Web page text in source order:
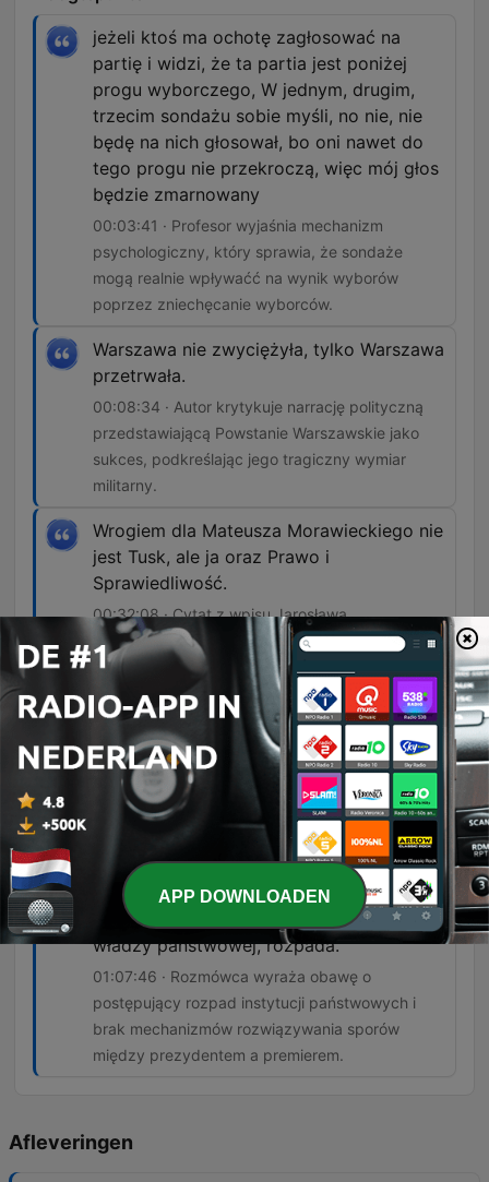
jeżeli ktoś ma ochotę zagłosować na
partię i widzi, że ta partia jest poniżej
progu wyborczego, W jednym, drugim,
trzecim sondażu sobie myśli, no nie, nie
będę na nich głosował, bo oni nawet do
tego progu nie przekroczą, więc mój głos
będzie zmarnowany
00:03:41 · Profesor wyjaśnia mechanizm
psychologiczny, który sprawia, że sondaże
mogą realnie wpływaćć na wynik wyborów
poprzez zniechęcanie wyborców.
Warszawa nie zwyciężyła, tylko Warszawa
przetrwała.
00:08:34 · Autor krytykuje narrację polityczną
przedstawiającą Powstanie Warszawskie jako
sukces, podkreślając jego tragiczny wymiar
militarny.
Wrogiem dla Mateusza Morawieckiego nie
jest Tusk, ale ja oraz Prawo i
Sprawiedliwość.
00:32:08 · Cytat z wpisu Jarosława
Kaczyńskiego, który komentuje zmieniającą się
relację między liderami PiS a Morawieckim.
Generalnie trwa Braunizacja polskiej
prawicy.
01:05:15 · Autor stwierdza, że Grzegorz Braun
staje się liderem wyznaczającym kierunki dla
polskiej prawicy.
Polska jest krajem, który się na naszych
oczach, jeśli chodzi o państwo prawa i
relacje między najwyższymi organami
władzy państwowej, rozpada.
01:07:46 · Rozmówca wyraża obawę o
postępujący rozpad instytucji państwowych i
brak mechanizmów rozwiązywania sporów
między prezydentem a premierem.
Afleveringen
APP DOWNLOADEN